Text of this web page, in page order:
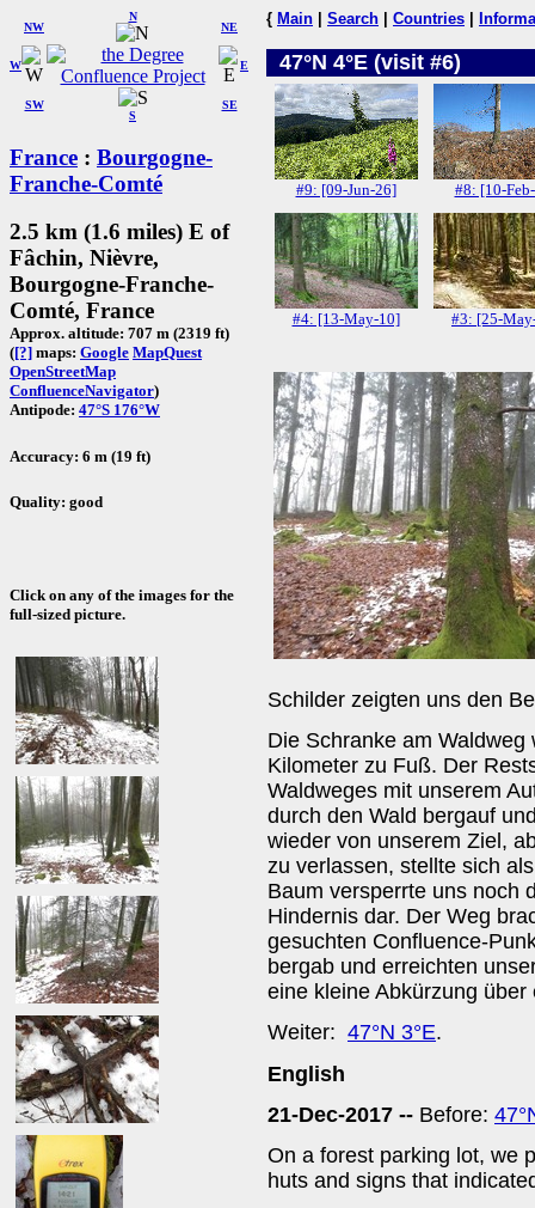
W
NW
N
NE
SW
S
SE
E
France : Bourgogne-
Franche-Comté
2.5 km (1.6 miles) E of
Fâchin, Nièvre,
Bourgogne-Franche-
Comté, France
Approx. altitude: 707 m (2319 ft)
([?] maps: Google MapQuest
OpenStreetMap
ConfluenceNavigator)
Antipode: 47°S 176°W
Accuracy: 6 m (19 ft)
Quality: good
Click on any of the images for the
full-sized picture.
{ Main Search Countries
47°N 4°E (visit #6)
#9: [09-Jun-26] #8: [10-
#4: [13-May-10] #3: [25-
Schilder zeigten uns den
Die Schranke am
Kilometer zu Fuß. Der
Waldweges mit unserem
durch den Wald bergauf
wieder von unserem Ziel,
zu verlassen, stellte sich
Baum versperrte uns noch
Hindernis dar. Der Weg
gesuchten Confluence-
bergab und erreichten
eine kleine Abkürzung
Weiter: 47°N 3°E.
English
21-Dec-2017 -- Before:
On a forest parking lot, we
huts and signs that